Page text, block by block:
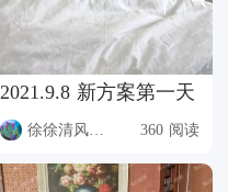
2021.9.8 新方案第一天
徐徐清风VXTC 360 阅读